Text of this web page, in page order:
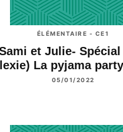
ÉLÉMENTAIRE - CE1
et Julie- Spécial
La pyjama
05/01/2022